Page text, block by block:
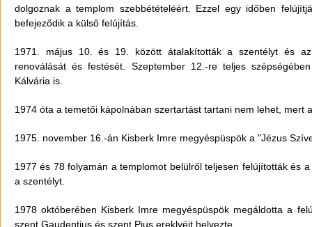
dolgoznak a templom szebbétételéért. Ezzel egy időben
befejeződik a külső felújítás.
1971. május 10. és 19. között átalakították a szentélyt és
renoválását és festését. Szeptember 12.-re teljes
Kálvária is.
1974 óta a temetői kápolnában szertartást tartani nem lehet, mert
1975. november 16.-án Kisberk Imre megyéspüspök a "Jézus
1977 és 78 folyamán a templomot belülről teljesen felújították és
a szentélyt.
1978 októberében Kisberk Imre megyéspüspök megáldotta a
szent Gaudentius és szent Pius ereklyéit helyezte.